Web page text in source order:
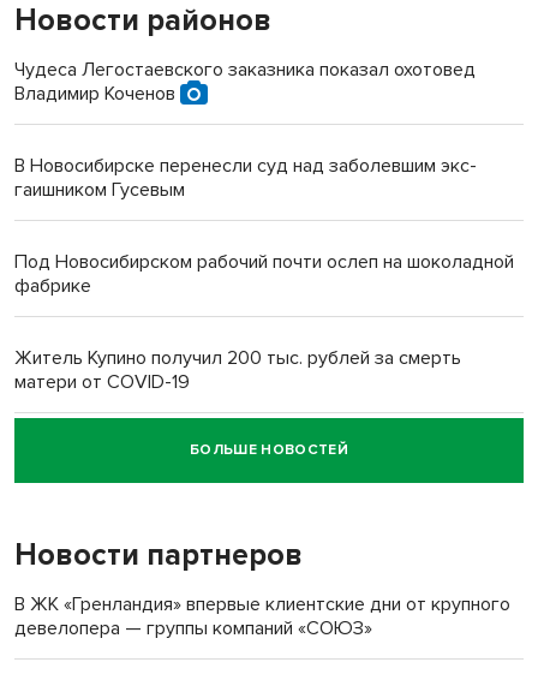
Новости районов
Чудеса Легостаевского заказника показал охотовед
Владимир Коченов
В Новосибирске перенесли суд над заболевшим экс-
гаишником Гусевым
Под Новосибирском рабочий почти ослеп на шоколадной
фабрике
Житель Купино получил 200 тыс. рублей за смерть
матери от COVID-19
Новосибирский суд наказал водителя за смерть
пенсионерки на вокзале
БОЛЬШЕ НОВОСТЕЙ
Новости партнеров
В ЖК «Гренландия» впервые клиентские дни от крупного
девелопера — группы компаний «СОЮЗ»